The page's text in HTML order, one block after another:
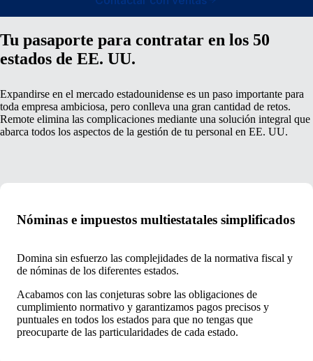
Tu pasaporte para contratar en los 50
estados de EE. UU.
Expandirse en el mercado estadounidense es un paso importante para
toda empresa ambiciosa, pero conlleva una gran cantidad de retos.
Remote elimina las complicaciones mediante una solución integral que
abarca todos los aspectos de la gestión de tu personal en EE. UU.
Nóminas e impuestos multiestatales simplificados
Domina sin esfuerzo las complejidades de la normativa fiscal y
de nóminas de los diferentes estados.
Acabamos con las conjeturas sobre las obligaciones de
cumplimiento normativo y garantizamos pagos precisos y
puntuales en todos los estados para que no tengas que
preocuparte de las particularidades de cada estado.